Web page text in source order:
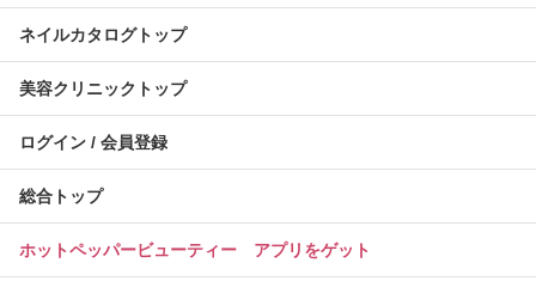
ネイルカタログトップ
美容クリニックトップ
ログイン / 会員登録
総合トップ
ホットペッパービューティー アプリをゲット